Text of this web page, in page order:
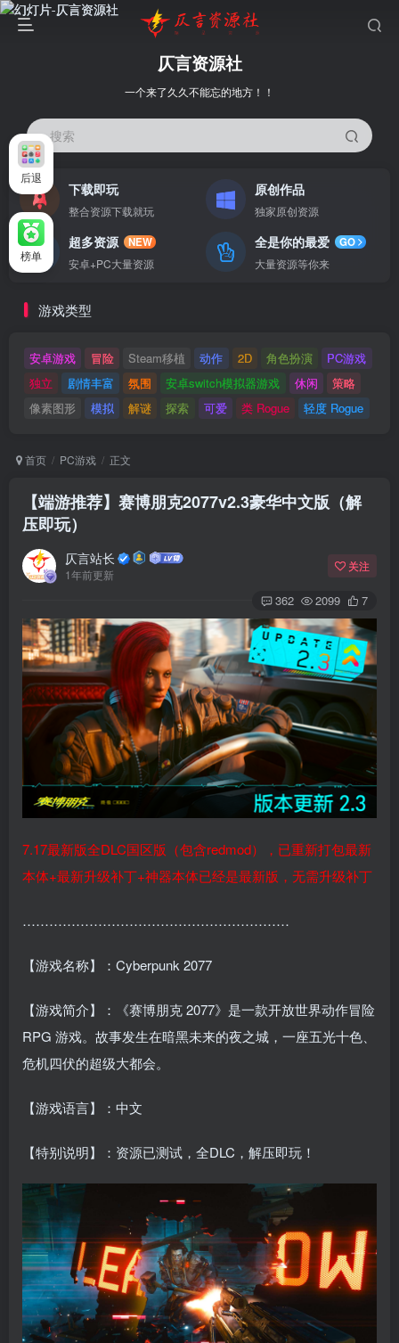
仄言资源社
一个来了久久不能忘的地方！！
搜索
下载即玩
整合资源下载就玩
原创作品
独家原创资源
超多资源
NEW
安卓+PC大量资源
全是你的最爱
GO
大量资源等你来
游戏类型
安卓游戏 冒险 Steam移植 动作 2D 角色扮演
PC游戏
独立
剧情丰富 氛围 安卓switch模拟器游戏 休闲
策略
像素图形
模拟 解谜 探索 可爱 类 Rogue 轻度 Rogue
首页 PC游戏 正文
【端游推荐】赛博朋克2077v2.3豪华中文版（解
压即玩）
仄言站长
1年前更新
关注
362 2099 7
7.17最新版全DLC国区版（包含redmod），已重新打包最新
本体+最新升级补丁+神器本体已经是最新版，无需升级补丁
……………………………………………………
【游戏名称】：Cyberpunk 2077
【游戏简介】：《赛博朋克 2077》是一款开放世界动作冒险
RPG 游戏。故事发生在暗黑未来的夜之城，一座五光十色、
危机四伏的超级大都会。
【游戏语言】：中文
【特别说明】：资源已测试，全DLC，解压即玩！
后退
榜单